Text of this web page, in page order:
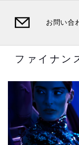
お問い合
ファイナン